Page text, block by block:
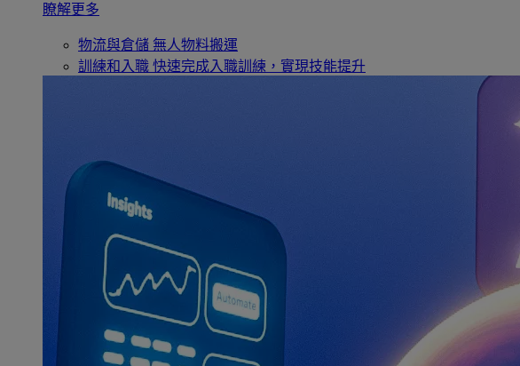
瞭解更多
物流與倉儲 無人物料搬運
訓練和入職 快速完成入職訓練，實現技能提升